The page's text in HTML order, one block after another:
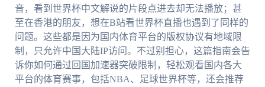
音，看到世界杯中文解说的片段点进去却无法播放；甚
至在香港的朋友，想在B站看世界杯直播也遇到了同样的
问题。这些都是因为国内体育平台的版权协议有地域限
制，只允许中国大陆IP访问。不过别担心，这篇指南会告
诉你如何通过回国加速器突破限制，轻松观看国内各大
平台的体育赛事，包括NBA、足球世界杯等，还会推荐